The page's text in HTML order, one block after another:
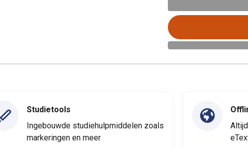
Studietools
Ingebouwde studiehulpmiddelen zoals
markeringen en meer